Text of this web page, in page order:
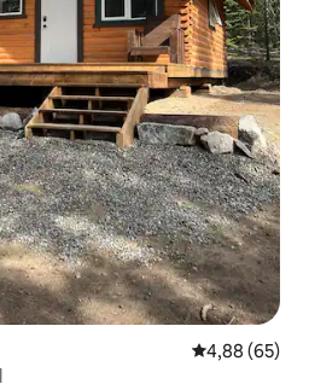
4,88 de uma
4,88 (65)